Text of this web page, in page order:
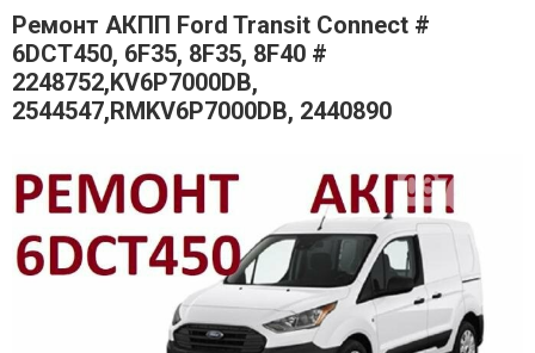
Ремонт АКПП Ford Transit Connect #
6DCT450, 6F35, 8F35, 8F40 #
2248752,KV6P7000DB,
2544547,RMKV6P7000DB, 2440890